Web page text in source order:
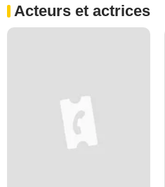
Acteurs et actrices